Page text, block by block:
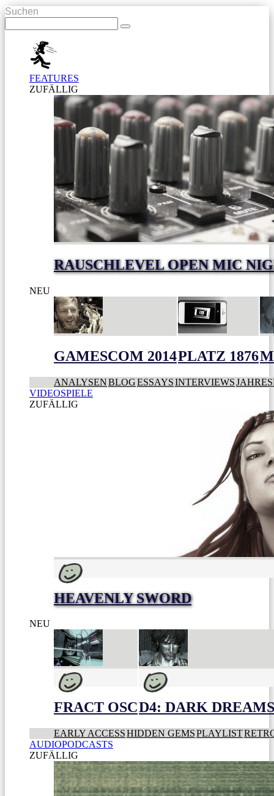
Suchen
FEATURES
ZUFÄLLIG
RAUSCHLEVEL OPEN MIC
NEU
GAMESCOM 2014PLATZ 1876
ANALYSENBLOGESSAYSINTERVIEWS
VIDEOSPIELE
ZUFÄLLIG
HEAVENLY SWORD
NEU
FRACT OSCD4: DARK
EARLY ACCESSHIDDEN GEMSPLAYLIST
AUDIOPODCASTS
ZUFÄLLIG